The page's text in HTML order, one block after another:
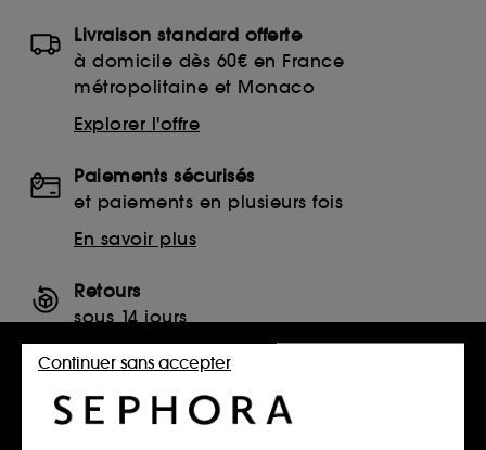
Livraison standard offerte
à domicile dès 60€ en France
métropolitaine et Monaco
Explorer l'offre
Paiements sécurisés
et paiements en plusieurs fois
En savoir plus
Retours
sous 14 jours
Retourner mon article
SERVICES, CONTACT ET CONDITIONS DES OFFRES
Continuer sans accepter